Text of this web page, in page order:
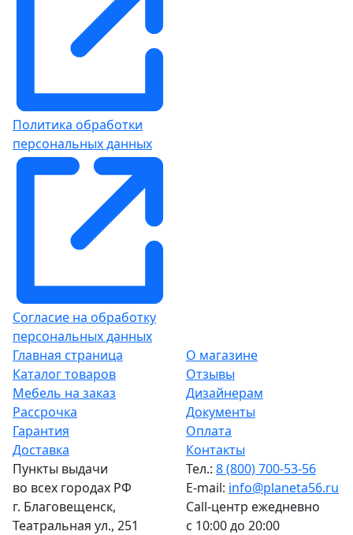
Политика обработки
персональных данных
Согласие на обработку
персональных данных
Главная страница
Каталог товаров
Мебель на заказ
Рассрочка
Гарантия
О магазине
Отзывы
Дизайнерам
Документы
Оплата
Доставка
Пункты выдачи
во всех городах РФ
г. Благовещенск,
Театральная ул., 251
Контакты
Тел.: 8 (800) 700-53-56
E-mail: info@planeta56.ru
Call-центр ежедневно
с 10:00 до 20:00